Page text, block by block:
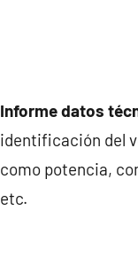
Informe datos
identificación del
como potencia,
etc.